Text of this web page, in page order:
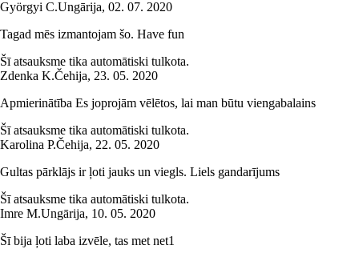
Györgyi C.Ungārija, 02. 07. 2020
Tagad mēs izmantojam šo. Have fun
Šī atsauksme tika automātiski tulkota.
Zdenka K.Čehija, 23. 05. 2020
Apmierinātība Es joprojām vēlētos, lai man būtu viengabalains
Šī atsauksme tika automātiski tulkota.
Karolina P.Čehija, 22. 05. 2020
Gultas pārklājs ir ļoti jauks un viegls. Liels gandarījums
Šī atsauksme tika automātiski tulkota.
Imre M.Ungārija, 10. 05. 2020
Šī bija ļoti laba izvēle, tas met net1